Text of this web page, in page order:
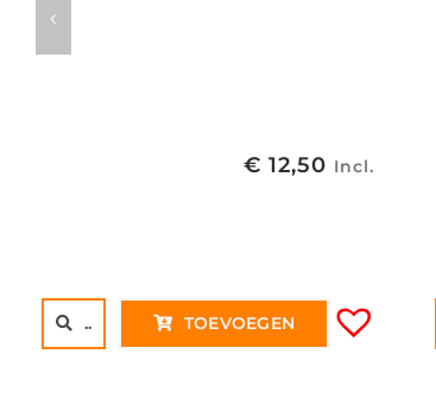
€ 12,50 Incl.
.. TOEVOEGEN